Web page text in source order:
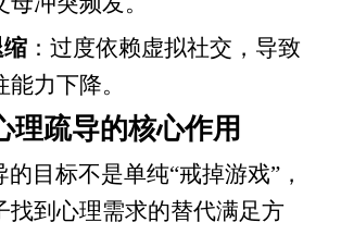
缩 ：过度依赖虚拟社交，导致
力下降。
理疏导的核心作用
的目标不是单纯“戒掉游戏”，
找到心理需求的替代满足方